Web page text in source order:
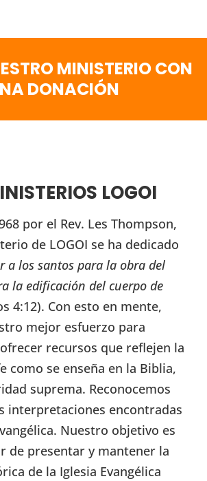
MINISTERIO CON
DONACIÓN
LOGOI
por el Rev. Les Thompson,
de LOGOI se ha dedicado
a los santos para la obra del
la edificación del cuerpo de
4:12). Con esto en mente,
mejor esfuerzo para
recursos que reflejen la
como se enseña en la Biblia,
suprema. Reconocemos
interpretaciones encontradas
Nuestro objetivo es
de presentar y mantener la
de la Iglesia Evangélica